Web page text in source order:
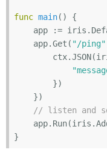
func main()
{
    app.Get(
"/ping"
// listen and